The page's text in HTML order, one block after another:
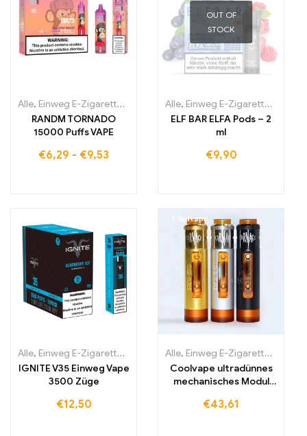
Alle, Einweg E-Zigaretten Einweg-E-Zigaretten Belgien,Einweg-
RANDM TORNADO
15000 Puffs VAPE
€6,29 - €9,53
OUT OF
STOCK
Alle, Einweg E-Zigaretten
ELF BAR ELFA Pods – 2
ml
€9,90
Alle, Einweg E-Zigaretten Einweg-E-Zigaretten Irland,Einweg-E-
IGNITE V35 Einweg Vape
3500 Züge
€12,50
Alle, Einweg E-Zigaretten
Coolvape ultradünnes
mechanisches Modul
€43,61